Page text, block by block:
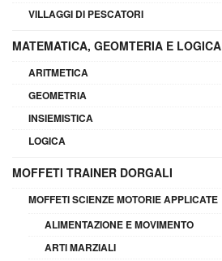
VILLAGGI DI PESCATORI
MATEMATICA, GEOMTERIA E LOGICA
ARITMETICA
GEOMETRIA
INSIEMISTICA
LOGICA
MOFFETI TRAINER DORGALI
MOFFETI SCIENZE MOTORIE APPLICATE
ALIMENTAZIONE E MOVIMENTO
ARTI MARZIALI